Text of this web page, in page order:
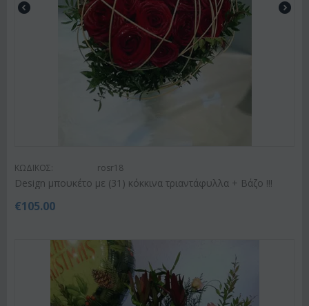
ΚΩΔΙΚΟΣ: rosr18
Design μπουκέτο με (31) κόκκινα τριαντάφυλλα + Βάζο !!!
€105.00